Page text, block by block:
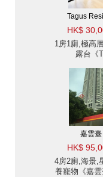
Tagus
HK$
1房1廁,極高
露台《
嘉雲
HK$
4房2廁,海景,
養寵物《嘉